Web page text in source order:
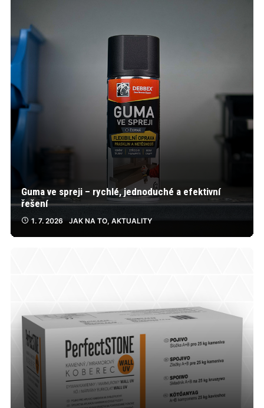
Guma ve spreji – rychlé, jednoduché a efektivní
řešení
1. 7. 2026 JAK NA TO, AKTUALITY